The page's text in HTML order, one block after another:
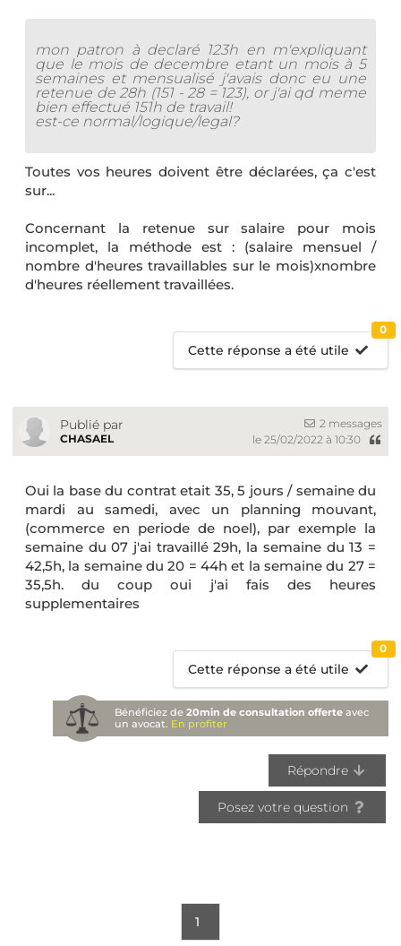
mon patron à declaré 123h en m'expliquant
que le mois de decembre etant un mois à 5
semaines et mensualisé j'avais donc eu une
retenue de 28h (151 - 28 = 123), or j'ai qd meme
bien effectué 151h de travail!
est-ce normal/logique/legal?
Toutes vos heures doivent être déclarées, ça c'est
sur...
Concernant la retenue sur salaire pour mois
incomplet, la méthode est : (salaire mensuel /
nombre d'heures travaillables sur le mois)xnombre
d'heures réellement travaillées.
Cette réponse a été utile
0
Publié par
CHASAEL
2 messages
le 25/02/2022 à 10:30
Oui la base du contrat etait 35, 5 jours / semaine du
mardi au samedi, avec un planning mouvant,
(commerce en periode de noel), par exemple la
semaine du 07 j'ai travaillé 29h, la semaine du 13 =
42,5h, la semaine du 20 = 44h et la semaine du 27 =
35,5h. du coup oui j'ai fais des heures
supplementaires
Cette réponse a été utile
0
Bénéficiez de20min de consultation offerte avec
un avocat. En profiter
Répondre
Posez votre question
1